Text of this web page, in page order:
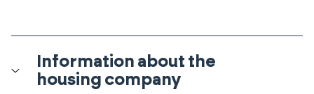
Information about the
housing company